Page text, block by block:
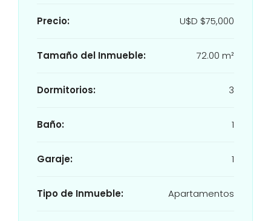
Precio: U$D $75,000
Tamaño del Inmueble: 72.00 m²
Dormitorios: 3
Baño: 1
Garaje: 1
Tipo de Inmueble: Apartamentos